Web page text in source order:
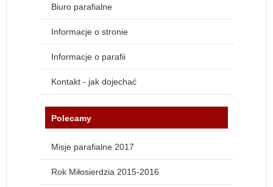
Biuro parafialne
Informacje o stronie
Informacje o parafii
Kontakt - jak dojechać
Polecamy
Misje parafialne 2017
Rok Miłosierdzia 2015-2016